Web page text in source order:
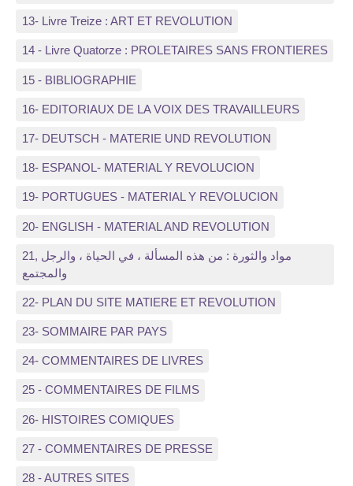
13- Livre Treize : ART ET REVOLUTION
14 - Livre Quatorze : PROLETAIRES SANS FRONTIERES
15 - BIBLIOGRAPHIE
16- EDITORIAUX DE LA VOIX DES TRAVAILLEURS
17- DEUTSCH - MATERIE UND REVOLUTION
18- ESPANOL- MATERIAL Y REVOLUCION
19- PORTUGUES - MATERIAL Y REVOLUCION
20- ENGLISH - MATERIAL AND REVOLUTION
21, مواد والثورة : من هذه المسألة ، في الحياة ، والرجل
والمجتمع
22- PLAN DU SITE MATIERE ET REVOLUTION
23- SOMMAIRE PAR PAYS
24- COMMENTAIRES DE LIVRES
25 - COMMENTAIRES DE FILMS
26- HISTOIRES COMIQUES
27 - COMMENTAIRES DE PRESSE
28 - AUTRES SITES